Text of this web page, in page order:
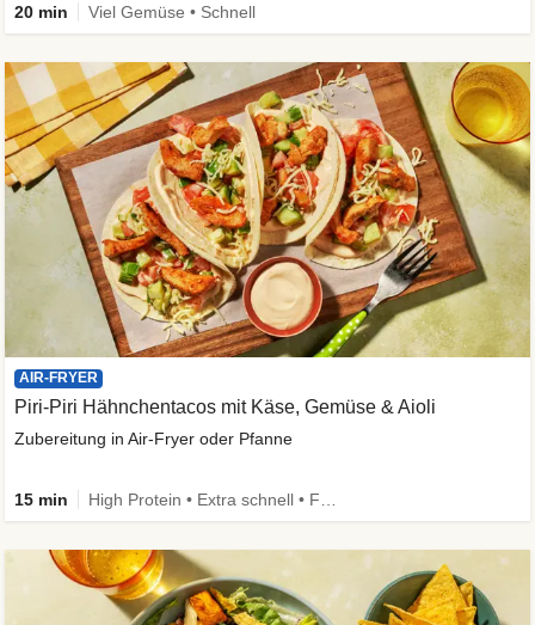
20 min Viel Gemüse • Schnell
AIR-FRYER
Piri-Piri Hähnchentacos mit Käse, Gemüse & Aioli
Zubereitung in Air-Fryer oder Pfanne
15 min